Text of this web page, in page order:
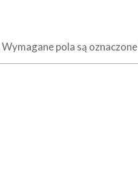
Wymagane pola są oznaczone